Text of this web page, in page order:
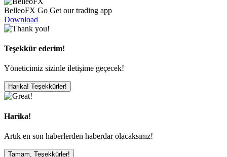
BelleoFX Go Get our trading app
Download
Teşekkür ederim!
Yöneticimiz sizinle iletişime geçecek!
Harika! Teşekkürler!
Harika!
Artık en son haberlerden haberdar olacaksınız!
Tamam, Teşekkürler!